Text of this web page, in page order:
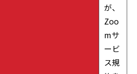
が、
Zoo
mサ
ービ
ス規